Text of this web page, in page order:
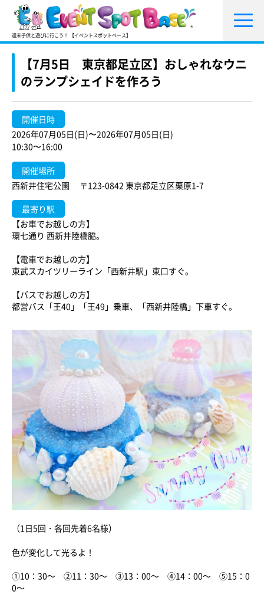
週末子供と遊びに行こう！ 【イベントスポットベース】
【7月5日 東京都足立区】おしゃれなウニ
のランプシェイドを作ろう
開催日時
2026年07月05日(日)〜2026年07月05日(日)
10:30〜16:00
開催場所
西新井住宅公園 〒123-0842 東京都足立区栗原1-7
最寄り駅
【お車でお越しの方】
環七通り 西新井陸橋脇。
【電車でお越しの方】
東武スカイツリーライン「西新井駅」東口すぐ。
【バスでお越しの方】
都営バス「王40」「王49」乗車、「西新井陸橋」下車すぐ。
（1日5回・各回先着6名様）
色が変化して光るよ！
①10：30～ ②11：30～ ③13：00～ ④14：00～ ⑤15：0
0～